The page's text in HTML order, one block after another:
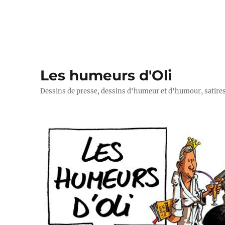
Les humeurs d'Oli
Dessins de presse, dessins d'humeur et d'humour,